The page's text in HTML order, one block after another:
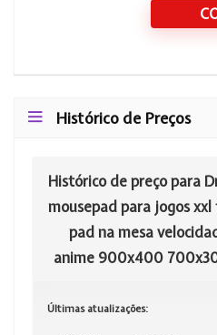
Histórico de Preços
Histórico de preço para
mousepad para jogos
pad na mesa
anime 900x400
Últimas atualizações: